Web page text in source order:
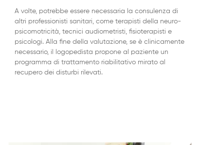
A volte, potrebbe essere necessaria la consulenza di
altri professionisti sanitari, come terapisti della neuro-
psicomotricità, tecnici audiometristi, fisioterapisti e
psicologi. Alla fine della valutazione, se è clinicamente
necessario, il logopedista propone al paziente un
programma di trattamento riabilitativo mirato al
recupero dei disturbi rilevati.